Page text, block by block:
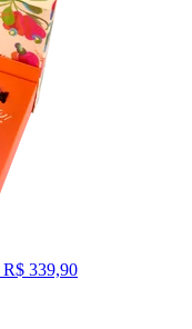
R$ 339,90